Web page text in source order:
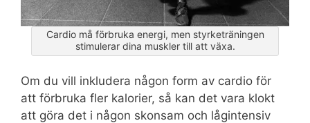
Cardio må förbruka energi, men styrketräningen
stimulerar dina muskler till att växa.
Om du vill inkludera någon form av cardio för
att förbruka fler kalorier, så kan det vara klokt
att göra det i någon skonsam och lågintensiv